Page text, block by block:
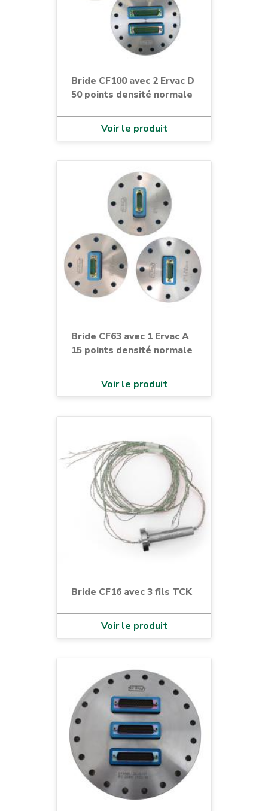
Bride CF100 avec 2 Ervac D
50 points densité normale
Voir le produit
Bride CF63 avec 1 Ervac A
15 points densité normale
Voir le produit
Bride CF16 avec 3 fils TCK
Voir le produit